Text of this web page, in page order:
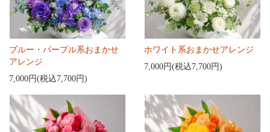
ブルー・パープル系おまかせ
アレンジ
7,000円(税込7,700円)
ホワイト系おまかせアレンジ
7,000円(税込7,700円)